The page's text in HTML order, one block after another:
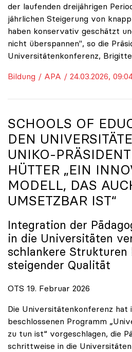
der laufenden dreijährigen
jährlichen Steigerung von
haben konservativ geschätzt
nicht überspannen", so die
Universitätenkonferenz,
Bildung / APA / 24.03.2026,
SCHOOLS OF
DEN
UNIKO-
HÜTTER „EIN
MODELL, DAS
UMSETZBAR IST“
Integration der
in die Universitäten
schlankere Strukturen
steigender Qualität
OTS 19. Februar 2026
Die Universitätenkonferenz hat
beschlossenen Programm
zu tun ist“ vorgeschlagen, die
schrittweise in die